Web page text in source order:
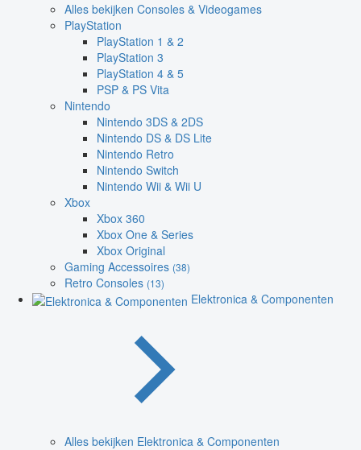
Alles bekijken Consoles & Videogames
PlayStation
PlayStation 1 & 2
PlayStation 3
PlayStation 4 & 5
PSP & PS Vita
Nintendo
Nintendo 3DS & 2DS
Nintendo DS & DS Lite
Nintendo Retro
Nintendo Switch
Nintendo Wii & Wii U
Xbox
Xbox 360
Xbox One & Series
Xbox Original
Gaming Accessoires (38)
Retro Consoles (13)
Elektronica & Componenten
Alles bekijken Elektronica & Componenten